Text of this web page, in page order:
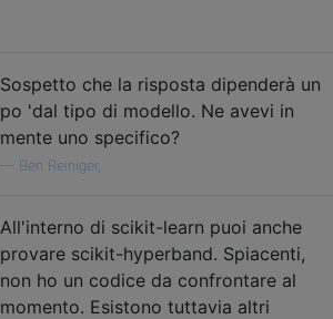
Sospetto che la risposta dipenderà un
po 'dal tipo di modello. Ne avevi in ​​
mente uno specifico?
Ben Reiniger,
All'interno di scikit-learn puoi anche
provare scikit-hyperband. Spiacenti,
non ho un codice da confrontare al
momento. Esistono tuttavia altri